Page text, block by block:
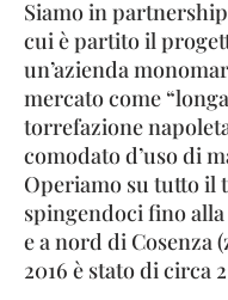
Siamo in
cui è partito il
un’azienda
mercato come
torrefazione
comodato d’uso di
Operiamo su tutto il
spingendoci fino
e a nord di Cosenza
2016 è stato di circa